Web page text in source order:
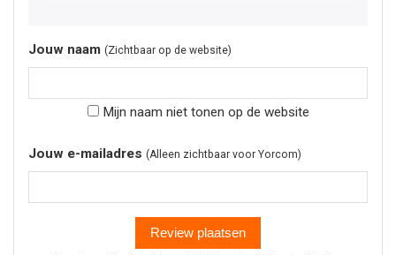
Jouw naam (Zichtbaar op de website)
Mijn naam niet tonen op de website
Jouw e-mailadres (Alleen zichtbaar voor Yorcom)
Review plaatsen